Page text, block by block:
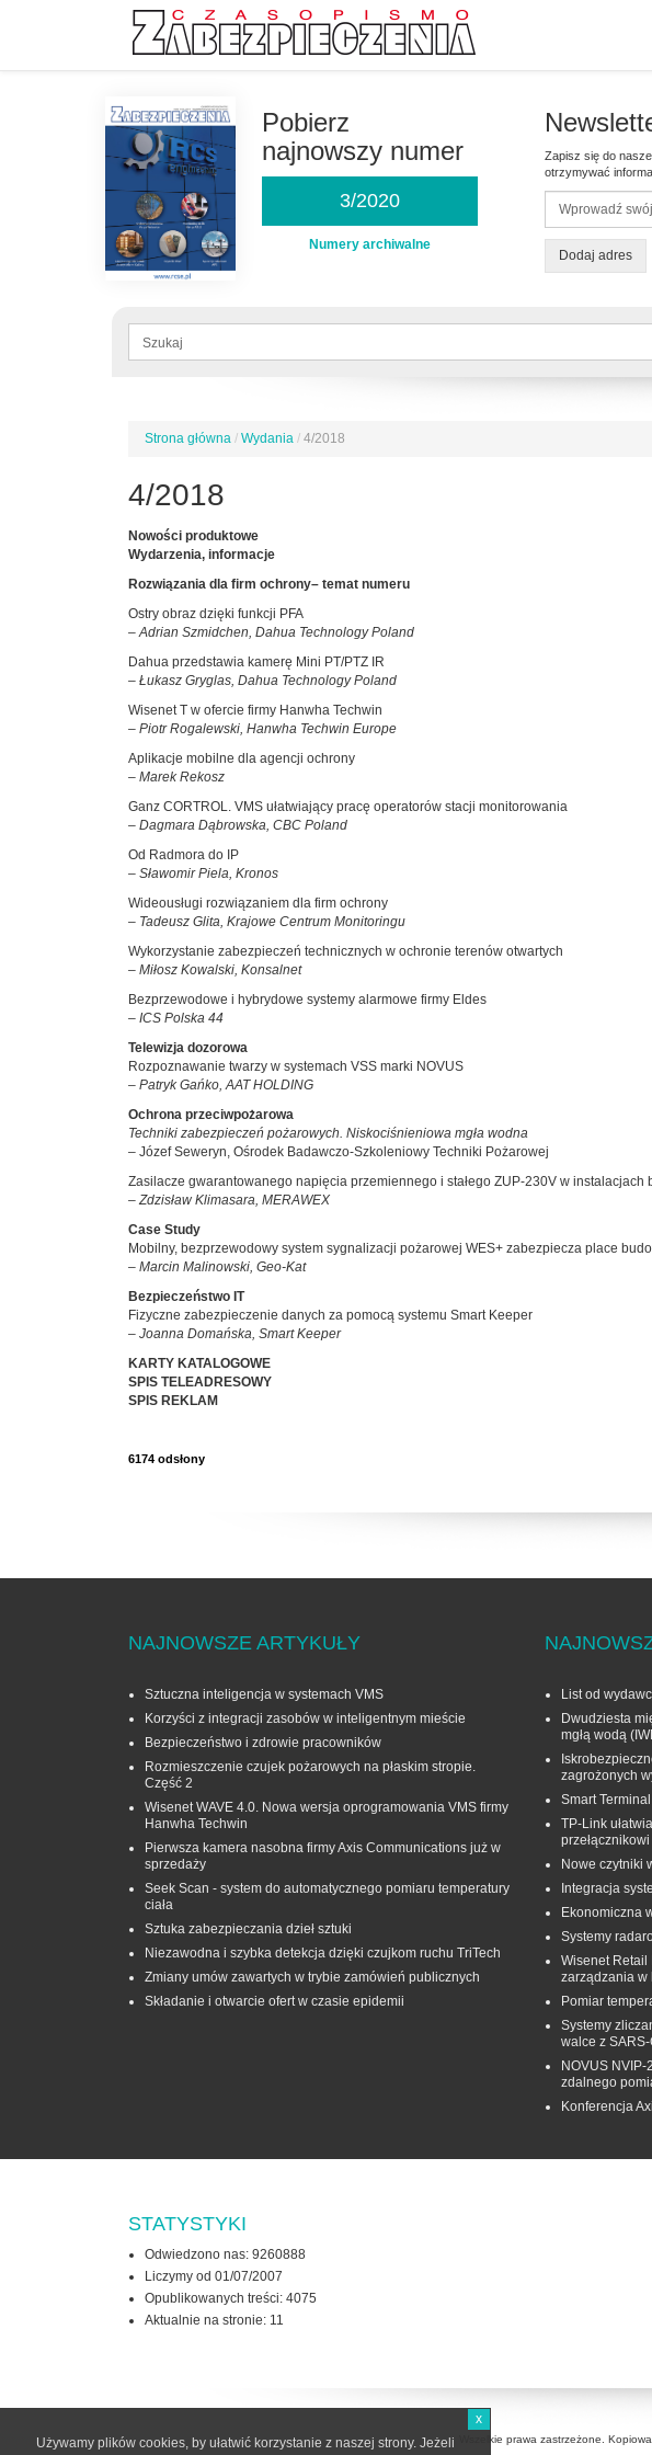
Pobierz
najnowszy numer
3/2020
Numery archiwalne
Zapisz się do
otrzymywać
Dodaj adres
Formularz
Jesteś
Strona główna / Wydania / 4/2018
4/2018
Nowości produktowe
Wydarzenia, informacje
Rozwiązania dla firm ochrony– temat numeru
Ostry obraz dzięki funkcji PFA
– Adrian Szmidchen, Dahua Technology Poland
Dahua przedstawia kamerę Mini PT/PTZ IR
– Łukasz Gryglas, Dahua Technology Poland
Wisenet T w ofercie firmy Hanwha Techwin
– Piotr Rogalewski, Hanwha Techwin Europe
Aplikacje mobilne dla agencji ochrony
– Marek Rekosz
Ganz CORTROL. VMS ułatwiający pracę operatorów stacji monitorowania
– Dagmara Dąbrowska, CBC Poland
Od Radmora do IP
– Sławomir Piela, Kronos
Wideousługi rozwiązaniem dla firm ochrony
– Tadeusz Glita, Krajowe Centrum Monitoringu
Wykorzystanie zabezpieczeń technicznych w ochronie terenów otwartych
– Miłosz Kowalski, Konsalnet
Bezprzewodowe i hybrydowe systemy alarmowe firmy Eldes
– ICS Polska 44
Telewizja dozorowa
Rozpoznawanie twarzy w systemach VSS marki NOVUS
– Patryk Gańko, AAT HOLDING
Ochrona przeciwpożarowa
Techniki zabezpieczeń pożarowych. Niskociśnieniowa mgła wodna
– Józef Seweryn, Ośrodek Badawczo-Szkoleniowy Techniki Pożarowej
Zasilacze gwarantowanego napięcia przemiennego i stałego ZUP-230V w
– Zdzisław Klimasara, MERAWEX
Case Study
Mobilny, bezprzewodowy system sygnalizacji pożarowej WES+ zabezpiecza place
– Marcin Malinowski, Geo-Kat
Bezpieczeństwo IT
Fizyczne zabezpieczenie danych za pomocą systemu Smart Keeper
– Joanna Domańska, Smart Keeper
KARTY KATALOGOWE
SPIS TELEADRESOWY
SPIS REKLAM
6174 odsłony
NAJNOWSZE ARTYKUŁY
Sztuczna inteligencja w systemach VMS
Korzyści z integracji zasobów w inteligentnym mieście
Bezpieczeństwo i zdrowie pracowników
Rozmieszczenie czujek pożarowych na płaskim stropie.
Część 2
Wisenet WAVE 4.0. Nowa wersja oprogramowania VMS firmy
Hanwha Techwin
Pierwsza kamera nasobna firmy Axis Communications już w
sprzedaży
Seek Scan - system do automatycznego pomiaru temperatury
ciała
Sztuka zabezpieczania dzieł sztuki
Niezawodna i szybka detekcja dzięki czujkom ruchu TriTech
Zmiany umów zawartych w trybie zamówień publicznych
Składanie i otwarcie ofert w czasie epidemii
List od
Dwudziesta
mgłą wodą
zagrożonych
Smart
TP-Link
Nowe czytniki
Integracja
Ekonomiczna
Systemy
Wisenet Retail
zarządzania w
Pomiar
Systemy
walce z SARS-
NOVUS
zdalnego
Konferencja
STATYSTYKI
Odwiedzono nas: 9260888
Liczymy od 01/07/2007
Opublikowanych treści: 4075
Aktualnie na stronie: 11
Wszelkie prawa zastrzeżone.
x
Używamy plików cookies, by ułatwić korzystanie z naszej strony. Jeżeli